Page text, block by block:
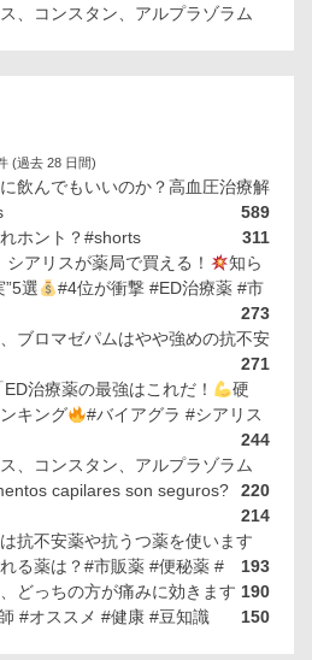
、コンスタン、アルプラゾラム
(過去 28 日間)
飲んでもいいのか？高血圧治療解
589
ホント？#shorts
311
シアリスが薬局で買える！
知ら
選
#4位が衝撃 #ED治療薬 #市
273
ブロマゼパムはやや強めの抗不安
271
ED治療薬の最強はこれだ！
硬
キング
#バイアグラ #シアリス
244
、コンスタン、アルプラゾラム
220
capilares son seguros?
214
抗不安薬や抗うつ薬を使います
193
る薬は？#市販薬 #便秘薬 #
190
どっちの方が痛みに効きます
#オススメ #健康 #豆知識
150